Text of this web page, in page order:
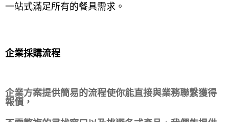
一站式滿足所有的餐具需求 。
企業採購流程
企業方案提供簡易的流程使你能直接與業務聯繫獲得
報價，